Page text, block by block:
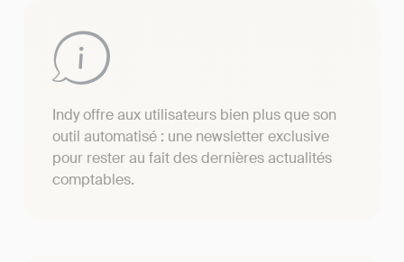
Indy offre aux utilisateurs bien plus que son
outil automatisé : une newsletter exclusive
pour rester au fait des dernières actualités
comptables.